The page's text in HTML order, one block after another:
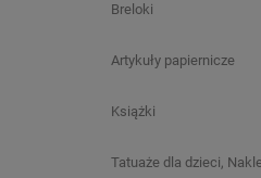
Breloki
Artykuły papiernicze
Książki
Tatuaże dla dzieci,